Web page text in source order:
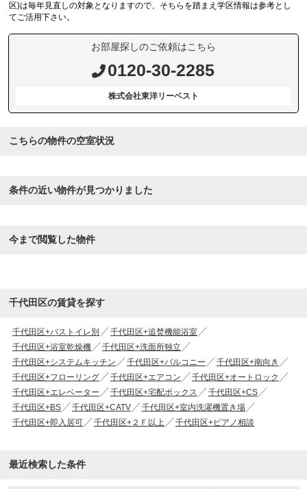
区)は毎年見直しの対象となりますので、そちらを踏まえ学区情報は参考とし
てご活用下さい。
お部屋探しのご依頼はこちら
0120-30-2285
株式会社東洋リーベスト
こちらの物件の空室状況
条件の近い物件が見つかりました
今まで閲覧した物件
千代田区の賃貸を探す
千代田区+バストイレ別
千代田区+追焚機能浴室
千代田区+浴室乾燥機
千代田区+洗面所独立
千代田区+システムキッチン
千代田区+バルコニー
千代田区+南向き
千代田区+フローリング
千代田区+エアコン
千代田区+オートロック
千代田区+エレベーター
千代田区+宅配ボックス
千代田区+CS
千代田区+BS
千代田区+CATV
千代田区+室内洗濯機置き場
千代田区+即入居可
千代田区+２Ｆ以上 千代田区+ピアノ相談
最近検索した条件